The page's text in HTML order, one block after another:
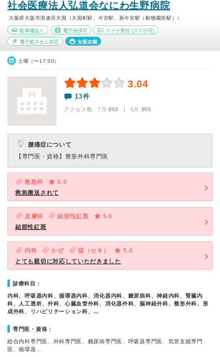
社会医療法人弘道会なにわ生野病院
大阪府大阪市浪速区大国（大国町駅、今宮駅、新今宮駅（動物園前駅））
駐車場あり 電子決済可 マイナ受付 (スマホ可)
電子処方せん対応 女医在籍
土曜（〜17:00）
3.04
13件
アクセス数 7月:803 | 6月:905
腰痛症について
【専門医・資格】 整形外科専門医
救急科
5.0
救急搬送されて
皮膚科 結節性紅斑
5.0
結節性紅斑
内科 かぜ 咳（セキ）
5.0
とても親切に対応していただきました
診療科目：
内科、呼吸器内科、循環器内科、消化器内科、糖尿病科、神経内科、腎臓内
科、人工透析、外科、心臓血管外科、消化器外科、脳神経外科、整形外科、形
成外科、リハビリテーション科、…
専門医・資格：
総合内科専門医、外科専門医、糖尿病専門医、呼吸器専門医、気管支鏡専門
医、循環器…